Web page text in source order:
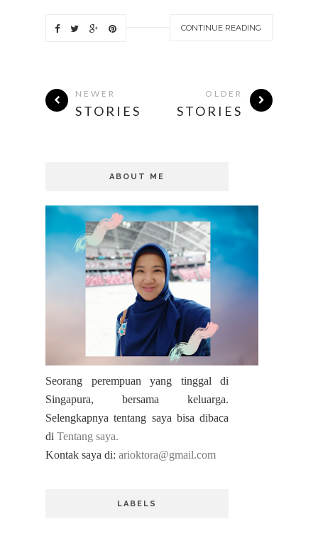
CONTINUE READING
NEWER
STORIES
OLDER
STORIES
ABOUT ME
Seorang perempuan yang tinggal di
Singapura, bersama keluarga.
Selengkapnya tentang saya bisa dibaca
di Tentang saya.
Kontak saya di: arioktora@gmail.com
LABELS